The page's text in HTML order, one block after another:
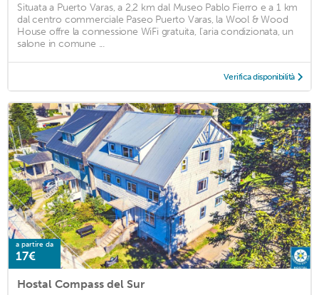
Situata a Puerto Varas, a 2,2 km dal Museo Pablo Fierro e a 1 km
dal centro commerciale Paseo Puerto Varas, la Wool & Wood
House offre la connessione WiFi gratuita, l'aria condizionata, un
salone in comune ...
Verifica disponibilità
a partire da
17€
Hostal Compass del Sur